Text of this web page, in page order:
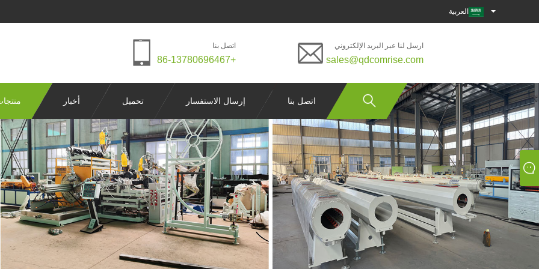
العربية
اتصل بنا
+86-13780696467
ارسل لنا عبر البريد الإلكتروني
sales@qdcomrise.com
أخبار تحميل إرسال الاستفسار اتصل بنا